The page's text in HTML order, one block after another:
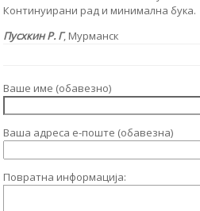
Континуирани рад и минимална бука.
Пусхкин Р. Г, Мурманск
Ваше име (обавезно)
Ваша адреса е-поште (обавезна)
Повратна информација: